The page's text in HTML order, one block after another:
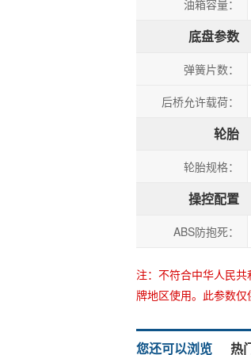
油箱容量：
底盘参数
弹簧片数：
后桥允许载荷：
轮胎
轮胎规格：
操控配置
ABS防抱死：
注：不符合中华人民
牌地区使用。此参数仅
您还可以浏览 热